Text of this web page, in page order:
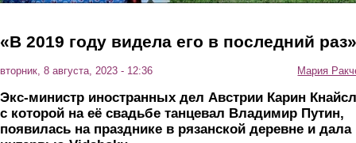
«В 2019 году видела его в последний раз»
вторник, 8 августа, 2023 - 12:36 Мария
Экс-министр иностранных дел Австрии Карин
с которой на её свадьбе танцевал Владимир Путин,
появилась на празднике в рязанской деревне и дала